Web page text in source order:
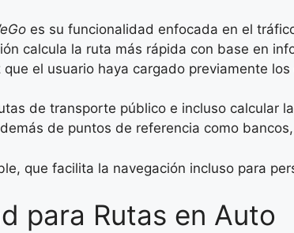
es su funcionalidad enfocada en el
calcula la ruta más rápida con base en
el usuario haya cargado previamente
de transporte público e incluso calcular
de puntos de referencia como
que facilita la navegación incluso para
para Rutas en Auto